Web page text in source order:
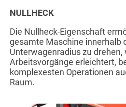
NULLHECK
Die Nullheck-Eigenschaft
gesamte Maschine innerhalb
Unterwagenradius zu
Arbeitsvorgänge erleichtert,
komplexesten Operationen
Raum.